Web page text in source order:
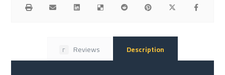
Description
Reviews ٢